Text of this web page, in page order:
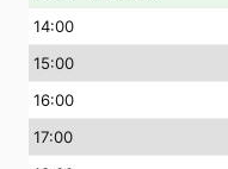
14:00
15:00
16:00
17:00